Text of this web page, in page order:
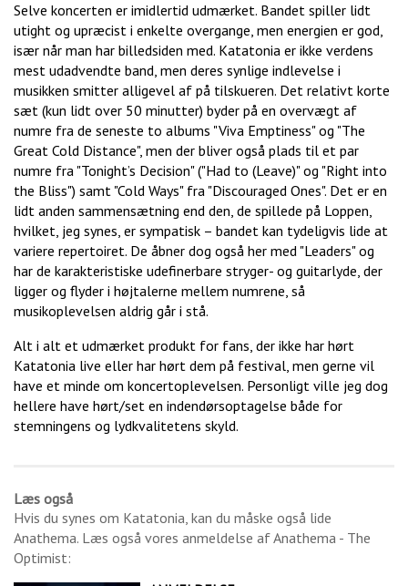
Selve koncerten er imidlertid udmærket. Bandet spiller lidt
utight og upræcist i enkelte overgange, men energien er god,
især når man har billedsiden med. Katatonia er ikke verdens
mest udadvendte band, men deres synlige indlevelse i
musikken smitter alligevel af på tilskueren. Det relativt korte
sæt (kun lidt over 50 minutter) byder på en overvægt af
numre fra de seneste to albums "Viva Emptiness" og "The
Great Cold Distance", men der bliver også plads til et par
numre fra "Tonight’s Decision" ("Had to (Leave)" og "Right into
the Bliss") samt "Cold Ways" fra "Discouraged Ones". Det er en
lidt anden sammensætning end den, de spillede på Loppen,
hvilket, jeg synes, er sympatisk – bandet kan tydeligvis lide at
variere repertoiret. De åbner dog også her med "Leaders" og
har de karakteristiske udefinerbare stryger- og guitarlyde, der
ligger og flyder i højtalerne mellem numrene, så
musikoplevelsen aldrig går i stå.
Alt i alt et udmærket produkt for fans, der ikke har hørt
Katatonia live eller har hørt dem på festival, men gerne vil
have et minde om koncertoplevelsen. Personligt ville jeg dog
hellere have hørt/set en indendørsoptagelse både for
stemningens og lydkvalitetens skyld.
Læs også
Hvis du synes om Katatonia, kan du måske også lide
Anathema. Læs også vores anmeldelse afAnathema - The
Optimist: